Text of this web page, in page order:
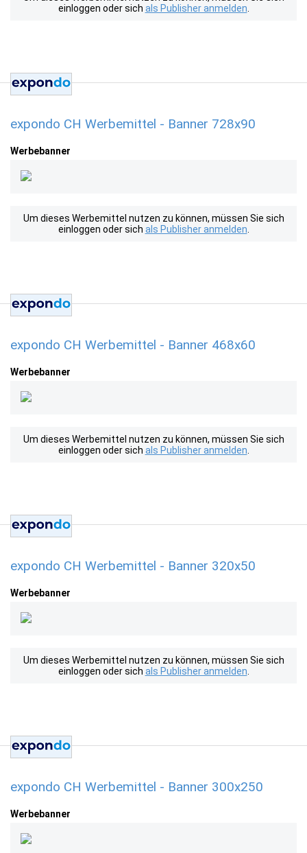
einloggen oder sich als Publisher anmelden
expondo CH Werbemittel - Banner 728x90
Werbebanner
Um dieses Werbemittel nutzen zu können, müssen Sie sich
einloggen oder sich als Publisher anmelden
expondo CH Werbemittel - Banner 468x60
Werbebanner
Um dieses Werbemittel nutzen zu können, müssen Sie sich
einloggen oder sich als Publisher anmelden
expondo CH Werbemittel - Banner 320x50
Werbebanner
Um dieses Werbemittel nutzen zu können, müssen Sie sich
einloggen oder sich als Publisher anmelden
expondo CH Werbemittel - Banner 300x250
Werbebanner